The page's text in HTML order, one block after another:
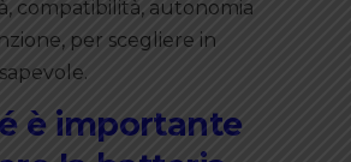
compatibilità, autonomia
per scegliere in
è importante